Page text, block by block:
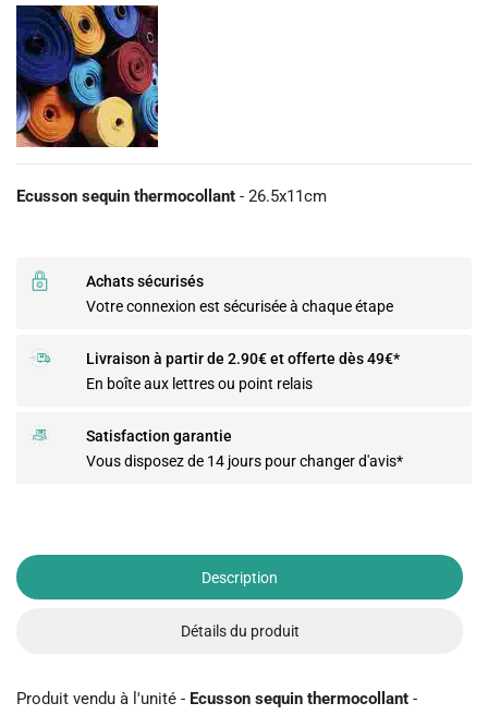
Ecusson sequin thermocollant - 26.5x11cm
Achats sécurisés
Votre connexion est sécurisée à chaque étape
Livraison à partir de 2.90€ et offerte dès 49€*
En boîte aux lettres ou point relais
Satisfaction garantie
Vous disposez de 14 jours pour changer d'avis*
Description
Détails du produit
Produit vendu à l'unité - Ecusson sequin thermocollant -